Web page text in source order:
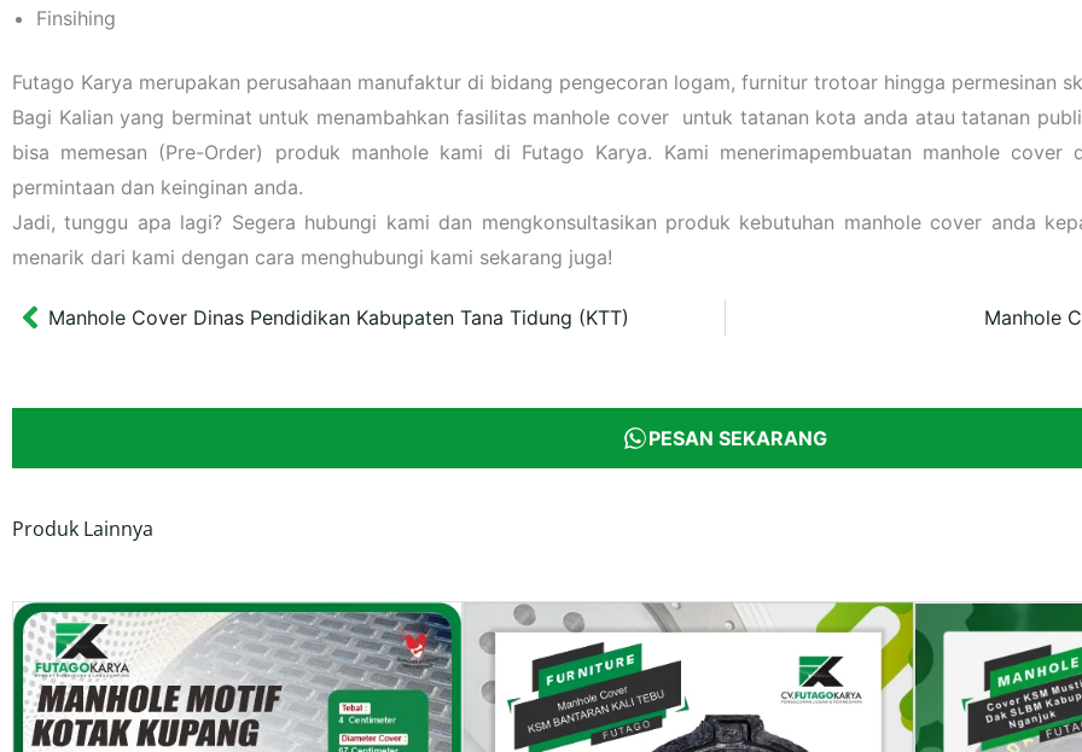
Finsihing
Futago Karya merupakan perusahaan manufaktur di bidang pengecoran logam, furnitur trotoar hingga permesinan
Bagi Kalian yang berminat untuk menambahkan fasilitas manhole cover untuk tatanan kota anda atau tatanan
bisa memesan (Pre-Order) produk manhole kami di Futago Karya. Kami menerimapembuatan manhole cover
permintaan dan keinginan anda.
Jadi, tunggu apa lagi? Segera hubungi kami dan mengkonsultasikan produk kebutuhan manhole cover anda
menarik dari kami dengan cara menghubungi kami sekarang juga!
Prev
Manhole Cover Dinas Pendidikan Kabupaten Tana Tidung (KTT) Manhole
PESAN SEKARANG
Produk Lainnya